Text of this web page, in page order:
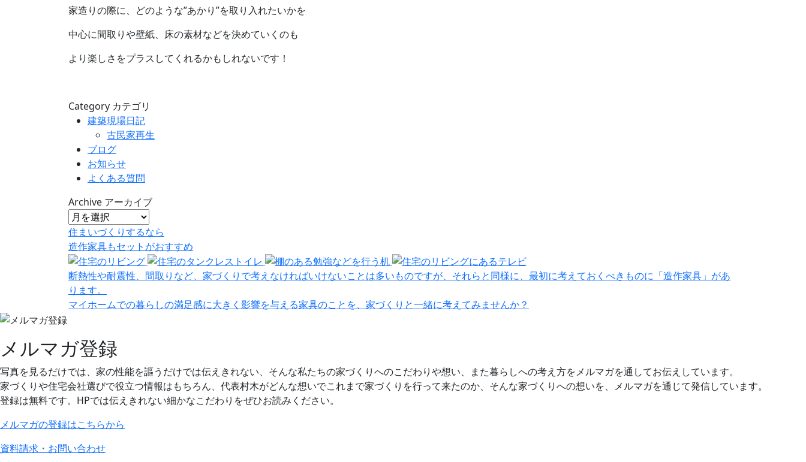
家造りの際に、どのような”あかり”を取り入れたいかを
中心に間取りや壁紙、床の素材などを決めていくのも
より楽しさをプラスしてくれるかもしれないです！
Category カテゴリ
建築現場日記
古民家再生
ブログ
お知らせ
よくある質問
Archive アーカイブ
住まいづくりするなら
造作家具もセット がおすすめ
断熱性や耐震性、間取りなど、家づくりで考えなければいけないことは多いものですが、それらと同様に、最初に考えておくべきものに「造作家具」があ
ります。
マイホームでの暮らしの満足感に大きく影響を与える家具のことを、家づくりと一緒に考えてみませんか？
メルマガ登録
写真を見るだけでは、家の性能を謳うだけでは伝えきれない、そんな私たちの家づくりへのこだわりや想い、また暮らしへの考え方をメルマガを通してお伝えしています。
家づくりや住宅会社選びで役立つ情報はもちろん、代表村木がどんな想いでこれまで家づくりを行って来たのか、そんな家づくりへの想いを、メルマガを通じて発信しています。
登録は無料です。HPでは伝えきれない細かなこだわりをぜひお読みください。
メルマガの登録はこちらから
資料請求・お問い合わせ